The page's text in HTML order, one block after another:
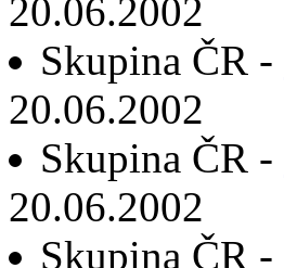
20.06.2002
Skupina ČR -
20.06.2002
Skupina ČR -
20.06.2002
Skupina ČR -